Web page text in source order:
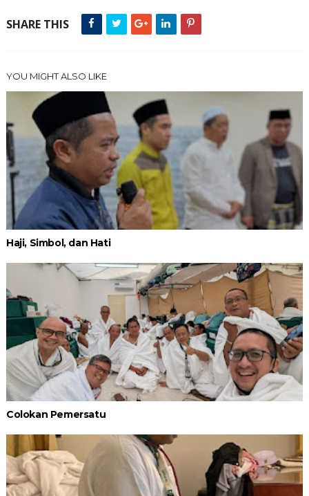
SHARE THIS
YOU MIGHT ALSO LIKE
Haji, Simbol, dan Hati
Colokan Pemersatu